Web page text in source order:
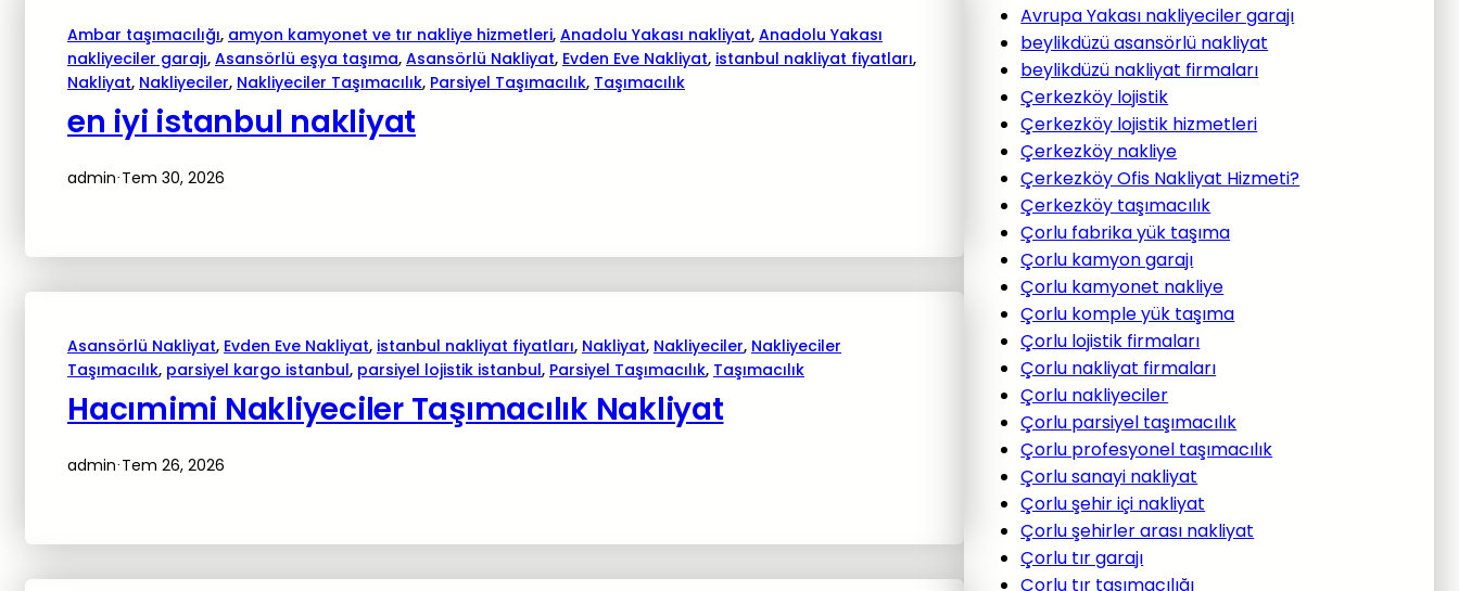
Ambar taşımacılığı, amyon kamyonet ve tır nakliye hizmetleri, Anadolu Yakası nakliyat, Anadolu Yakası
nakliyeciler garajı, Asansörlü eşya taşıma, Asansörlü Nakliyat, Evden Eve Nakliyat, istanbul nakliyat fiyatları
Nakliyat, Nakliyeciler, Nakliyeciler Taşımacılık, Parsiyel Taşımacılık, Taşımacılık
en iyi istanbul nakliyat
admin· Tem 30, 2026
Asansörlü Nakliyat, Evden Eve Nakliyat, istanbul nakliyat fiyatları, Nakliyat, Nakliyeciler, Nakliyeciler
Taşımacılık, parsiyel kargo istanbul, parsiyel lojistik istanbul, Parsiyel Taşımacılık, Taşımacılık
Hacımimi Nakliyeciler Taşımacılık Nakliyat
admin· Tem 26, 2026
Avrupa Yakası nakliyeciler garajı
beylikdüzü asansörlü nakliyat
beylikdüzü nakliyat firmaları
Çerkezköy lojistik
Çerkezköy lojistik hizmetleri
Çerkezköy nakliye
Çerkezköy Ofis Nakliyat Hizmeti?
Çerkezköy taşımacılık
Çorlu fabrika yük taşıma
Çorlu kamyon garajı
Çorlu kamyonet nakliye
Çorlu komple yük taşıma
Çorlu lojistik firmaları
Çorlu nakliyat firmaları
Çorlu nakliyeciler
Çorlu parsiyel taşımacılık
Çorlu profesyonel taşımacılık
Çorlu sanayi nakliyat
Çorlu şehir içi nakliyat
Çorlu şehirler arası nakliyat
Çorlu tır garajı
Çorlu tır taşımacılığı